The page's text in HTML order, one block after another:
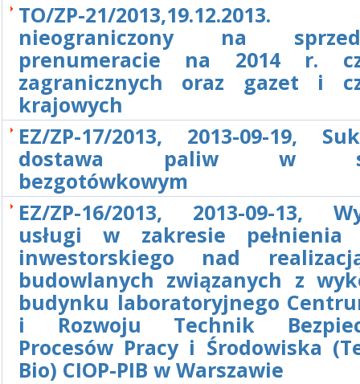
TO/ZP-21/2013,19.12.2013.
nieograniczony na
prenumeracie na 2014 r.
zagranicznych oraz gazet i
krajowych
EZ/ZP-17/2013, 2013-09-19,
dostawa paliw w
bezgotówkowym
EZ/ZP-16/2013, 2013-09-13,
usługi w zakresie pełnienia
inwestorskiego nad
budowlanych związanych z
budynku laboratoryjnego
i Rozwoju Technik
Procesów Pracy i Środowiska
Bio) CIOP-PIB w Warszawie